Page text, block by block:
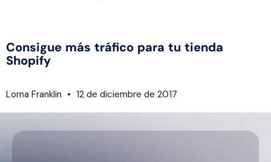
Consigue más tráfico para tu tienda
Shopify
Lorna Franklin 12 de diciembre de 2017